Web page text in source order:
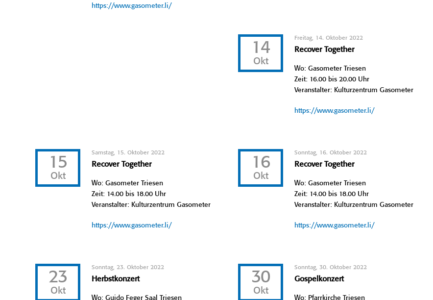
https://www.gasometer.li/
14
Okt
Freitag, 14. Oktober 2022
Recover Together
Wo: Gasometer Triesen
Zeit: 16.00 bis 20.00 Uhr
Veranstalter: Kulturzentrum Gasometer
https://www.gasometer.li/
15
Okt
Samstag, 15. Oktober 2022
Recover Together
Wo: Gasometer Triesen
Zeit: 14.00 bis 18.00 Uhr
Veranstalter: Kulturzentrum Gasometer
https://www.gasometer.li/
16
Okt
Sonntag, 16. Oktober 2022
Recover Together
Wo: Gasometer Triesen
Zeit: 14.00 bis 18.00 Uhr
Veranstalter: Kulturzentrum Gasometer
https://www.gasometer.li/
23
Okt
Sonntag, 23. Oktober 2022
Herbstkonzert
Wo: Guido Feger Saal Triesen
30
Okt
Sonntag, 30. Oktober 2022
Gospelkonzert
Wo: Pfarrkirche Triesen